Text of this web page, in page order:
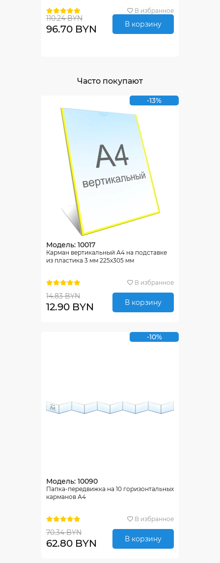
В избранное
110.24 BYN
96.70 BYN В корзину
Часто покупают
-13%
Модель: 10017
Карман вертикальный А4 на подставке
из пластика 3 мм 225х305 мм
В избранное
14.83 BYN
12.90 BYN В корзину
-10%
Модель: 10090
Папка-передвижка на 10 горизонтальных
карманов А4
В избранное
70.34 BYN
62.80 BYN В корзину